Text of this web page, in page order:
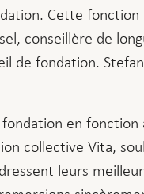
Cette fonction
conseillère de
de fondation.
en
collective Vita,
leurs